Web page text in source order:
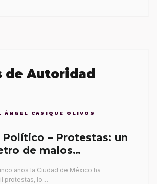
de Autoridad
ÁNGEL CASIQUE OLIVOS
– Protestas: un
de malos
años la Ciudad de México ha
protestas, lo…